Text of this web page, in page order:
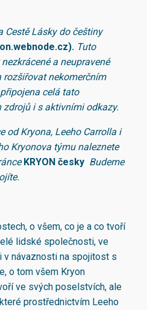
Cestě Lásky do češtiny
Tuto
a neupravené
rozšiřovat nekomerčním
celá tato
zdrojů i s aktivními odkazy.
od Kryona, Leeho Carrolla i
Kryonova týmu naleznete
KRYON česky Budeme
o všem, co je a co tvoří
lidské společnosti, ve
v návaznosti na spojitost s
o tom všem Kryon
ve svých poselstvích, ale
prostřednictvím Leeho